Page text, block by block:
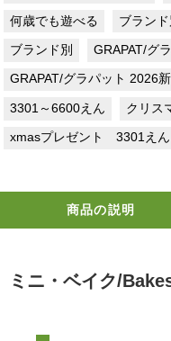
何歳でも遊べる ブランド
ブランド別 GRAPAT/グ
GRAPAT/グラパット 2026
3301～6600えん クリス
xmasプレゼント 3301えん
商品の説明
ミニ・ベイク/